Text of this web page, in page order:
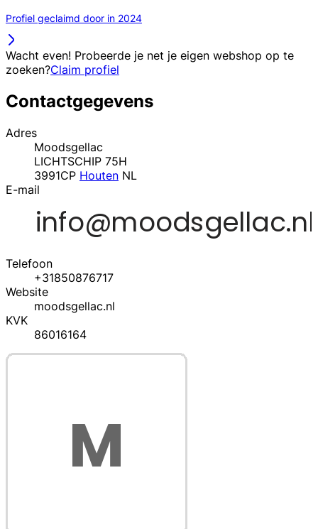
Profiel geclaimd door in 2024
Wacht even! Probeerde je net je eigen webshop op te
zoeken?Claim profiel
Contactgegevens
Adres
Moodsgellac
LICHTSCHIP 75H
3991CP Houten NL
E-mail
Telefoon
+31850876717
Website
moodsgellac.nl
KVK
86016164